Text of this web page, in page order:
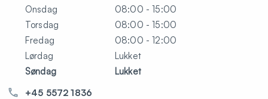
Krone
Porcelænsfacade
Onsdag
08:00 - 15:00
Torsdag
08:00 - 15:00
Fredag
08:00 - 12:00
Lørdag
Lukket
Søndag
Lukket
+45 5572 1836